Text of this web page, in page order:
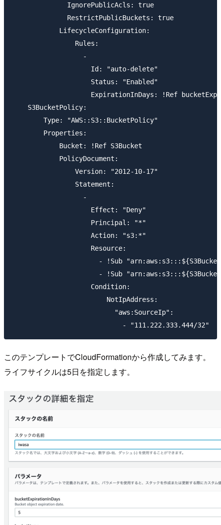
              IgnorePublicAcls: true
              RestrictPublicBuckets: true
            LifecycleConfiguration:
                Rules:
                  -
                    Id: "auto-delete"
                    Status: "Enabled"
ExpirationInDays: !Ref
    S3BucketPolicy:
        Type: "AWS::S3::BucketPolicy"
        Properties:
            Bucket: !Ref S3Bucket
            PolicyDocument:
                Version: "2012-10-17"
                Statement:
                  -
                    Effect: "Deny"
                    Principal: "*"
                    Action: "s3:*"
                    Resource:
- !Sub
- !Sub
                    Condition:
                        NotIpAddress:
                          "aws:SourceIp":
このテンプレートでCloudFormationから作成してみます。
ライフサイクルは5日を指定します。